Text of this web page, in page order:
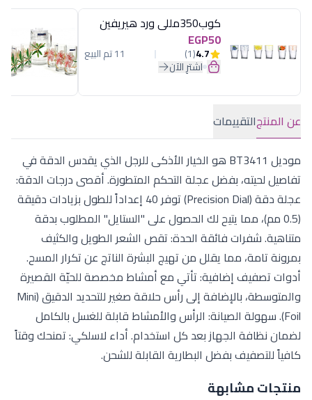
كوب350مللى ورد هيريفين
EGP50
4.7
(1) 11 تم البيع
اشترِ الآن
عن المنتجالتقييمات
موديل BT3411 هو الخيار الأذكى للرجل الذي يقدس الدقة في
تفاصيل لحيته، بفضل عجلة التحكم المتطورة. أقصى درجات الدقة:
عجلة دقة (Precision Dial) توفر 40 إعداداً للطول بزيادات دقيقة
(0.5 مم)، مما يتيح لك الحصول على "الستايل" المطلوب بدقة
متناهية. شفرات فائقة الحدة: تقص الشعر الطويل والكثيف
بمرونة تامة، مما يقلل من تهيج البشرة الناتج عن تكرار المسح.
أدوات تصفيف إضافية: تأتي مع أمشاط مخصصة للحيّة القصيرة
والمتوسطة، بالإضافة إلى رأس حلاقة صغير للتحديد الدقيق (Mini
Foil). سهولة الصيانة: الرأس والأمشاط قابلة للغسل بالكامل
لضمان نظافة الجهاز بعد كل استخدام. أداء لاسلكي: تمنحك وقتاً
كافياً للتصفيف بفضل البطارية القابلة للشحن.
منتجات مشابهة